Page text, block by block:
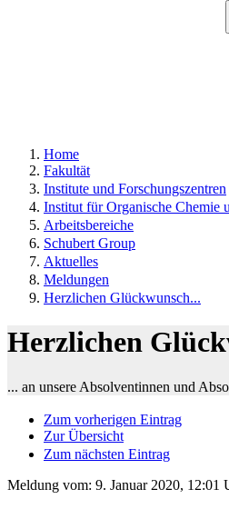
Home
Fakultät
Institute und Forschungszentren
Institut für Organische Chemie
Arbeitsbereiche
Schubert Group
Aktuelles
Meldungen
Herzlichen Glückwunsch...
Herzlichen
... an unsere Absolventinnen und
Zum vorherigen Eintrag
Zur Übersicht
Zum nächsten Eintrag
Meldung vom: 9. Januar 2020, 12:01